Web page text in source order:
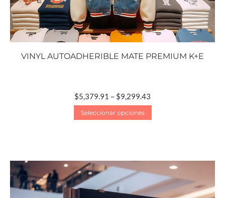
VINYL AUTOADHERIBLE MATE PREMIUM K+E
$5,379.91 – $9,299.43
Seleccionar opciones